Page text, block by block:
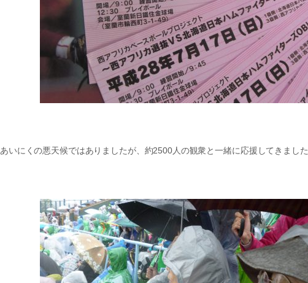
あいにくの悪天候ではありましたが、約2500人の観衆と一緒に応援してきました